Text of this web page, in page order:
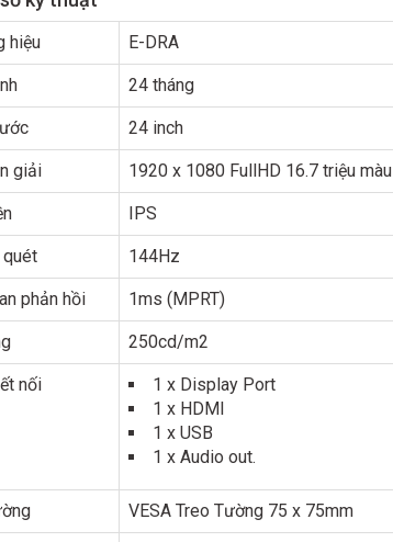
hiệu E-DRA
24 tháng
24 inch
giải 1920 x 1080 FullHD 16.7 triệu màu
IPS
quét 144Hz
phản hồi 1ms (MPRT)
250cd/m2
nối
1 x Display Port
1 x HDMI
1 x USB
1 x Audio out.
VESA Treo Tường 75 x 75mm